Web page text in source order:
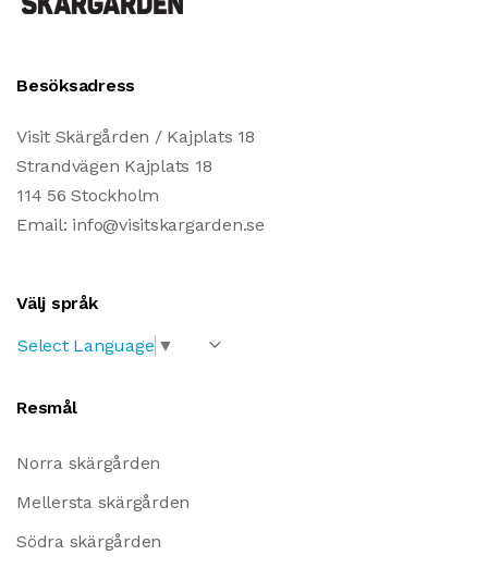
Besöksadress
Visit Skärgården / Kajplats 18
Strandvägen Kajplats 18
114 56 Stockholm
Email: info@visitskargarden.se
Välj språk
Select Language ▼
Resmål
Norra skärgården
Mellersta skärgården
Södra skärgården